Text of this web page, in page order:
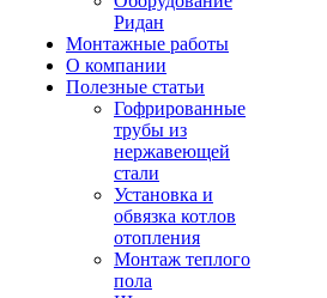
Ридан
Монтажные работы
О компании
Полезные статьи
Гофрированные
трубы из
нержавеющей
стали
Установка и
обвязка котлов
отопления
Монтаж теплого
пола